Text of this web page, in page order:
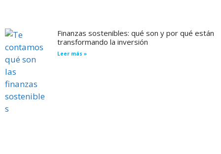
Finanzas sostenibles: qué son y por qué están
transformando la inversión
Leer más »